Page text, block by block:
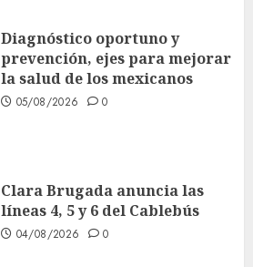
Diagnóstico oportuno y
prevención, ejes para mejorar
la salud de los mexicanos
05/08/2026 0
Clara Brugada anuncia las
líneas 4, 5 y 6 del Cablebús
04/08/2026 0